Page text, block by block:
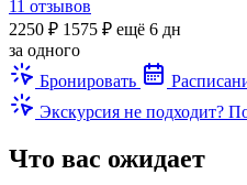
11 отзывов
2250 ₽ 1575 ₽ ещё 6 дн
за одного
Бронировать
Экскурсия не подходит?
Что вас ожидает